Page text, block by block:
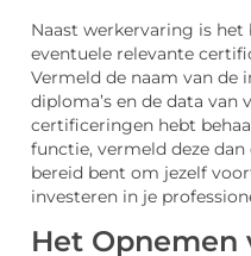
Naast werkervaring is
eventuele relevante
Vermeld de naam van de
diploma’s en de data van
certificeringen hebt
functie, vermeld deze
bereid bent om jezelf
investeren in je
Het Opnemen